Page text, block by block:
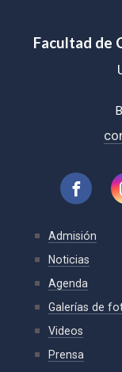
Facultad de
Admisión
Noticias
Agenda
Galerías de
Videos
Prensa